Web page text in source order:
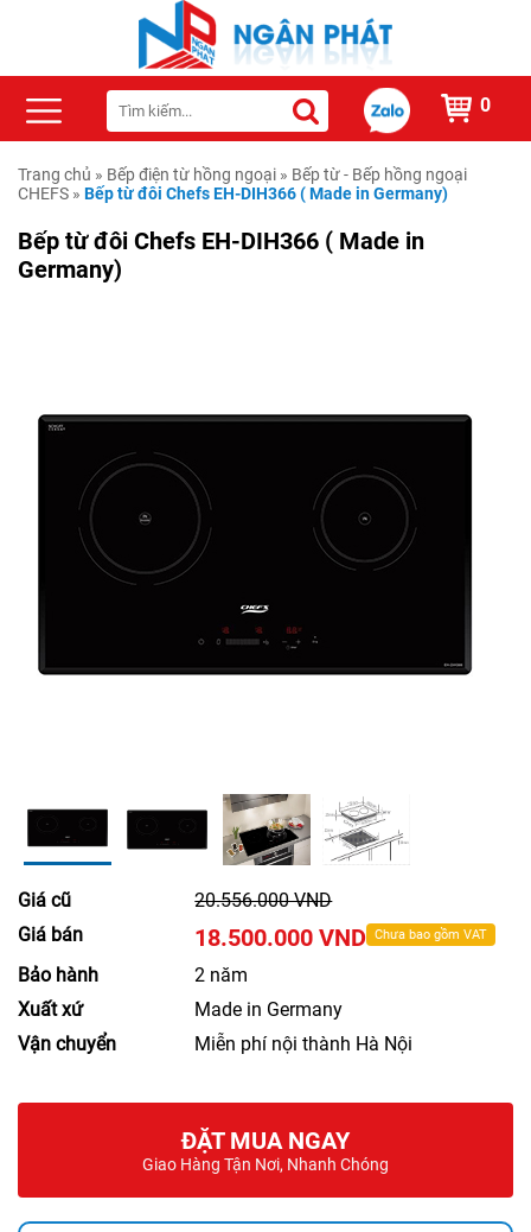
0
Trang chủ » Bếp điện từ hồng ngoại » Bếp từ - Bếp hồng ngoại
CHEFS » Bếp từ đôi Chefs EH-DIH366 ( Made in Germany)
Bếp từ đôi Chefs EH-DIH366 ( Made in
Germany)
Giá cũ
20.556.000 VND
Giá bán
18.500.000 VND Chưa bao gồm VAT
Bảo hành
2 năm
Xuất xứ
Made in Germany
Vận chuyển
Miễn phí nội thành Hà Nội
ĐẶT MUA NGAY
Giao Hàng Tận Nơi, Nhanh Chóng